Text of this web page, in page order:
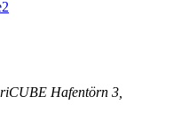
Hafentörn 3,